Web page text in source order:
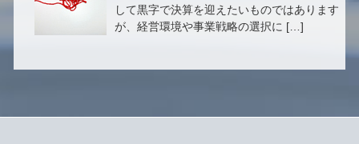
して黒字で決算を迎えたいものではあります
が、経営環境や事業戦略の選択に […]